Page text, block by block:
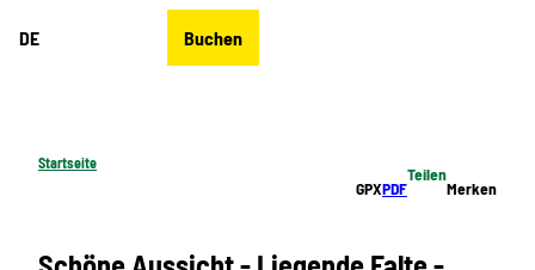
DE Buchen
Startseite
GPXPDF
Teilen
Merken